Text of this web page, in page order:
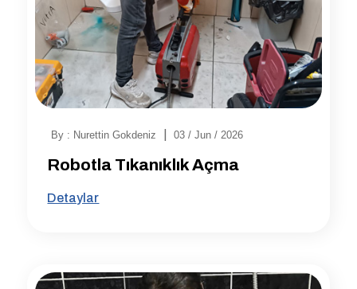
By : Nurettin Gokdeniz 03 / Jun / 2026
Robotla Tıkanıklık Açma
Detaylar